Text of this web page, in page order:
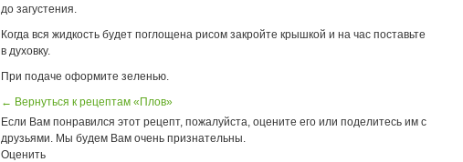
до загустения.
Когда вся жидкость будет поглощена рисом закройте крышкой и на час поставьте
в духовку.
При подаче оформите зеленью.
← Вернуться к рецептам «Плов»
Если Вам понравился этот рецепт, пожалуйста, оцените его или поделитесь им с
друзьями. Мы будем Вам очень признательны.
Оценить